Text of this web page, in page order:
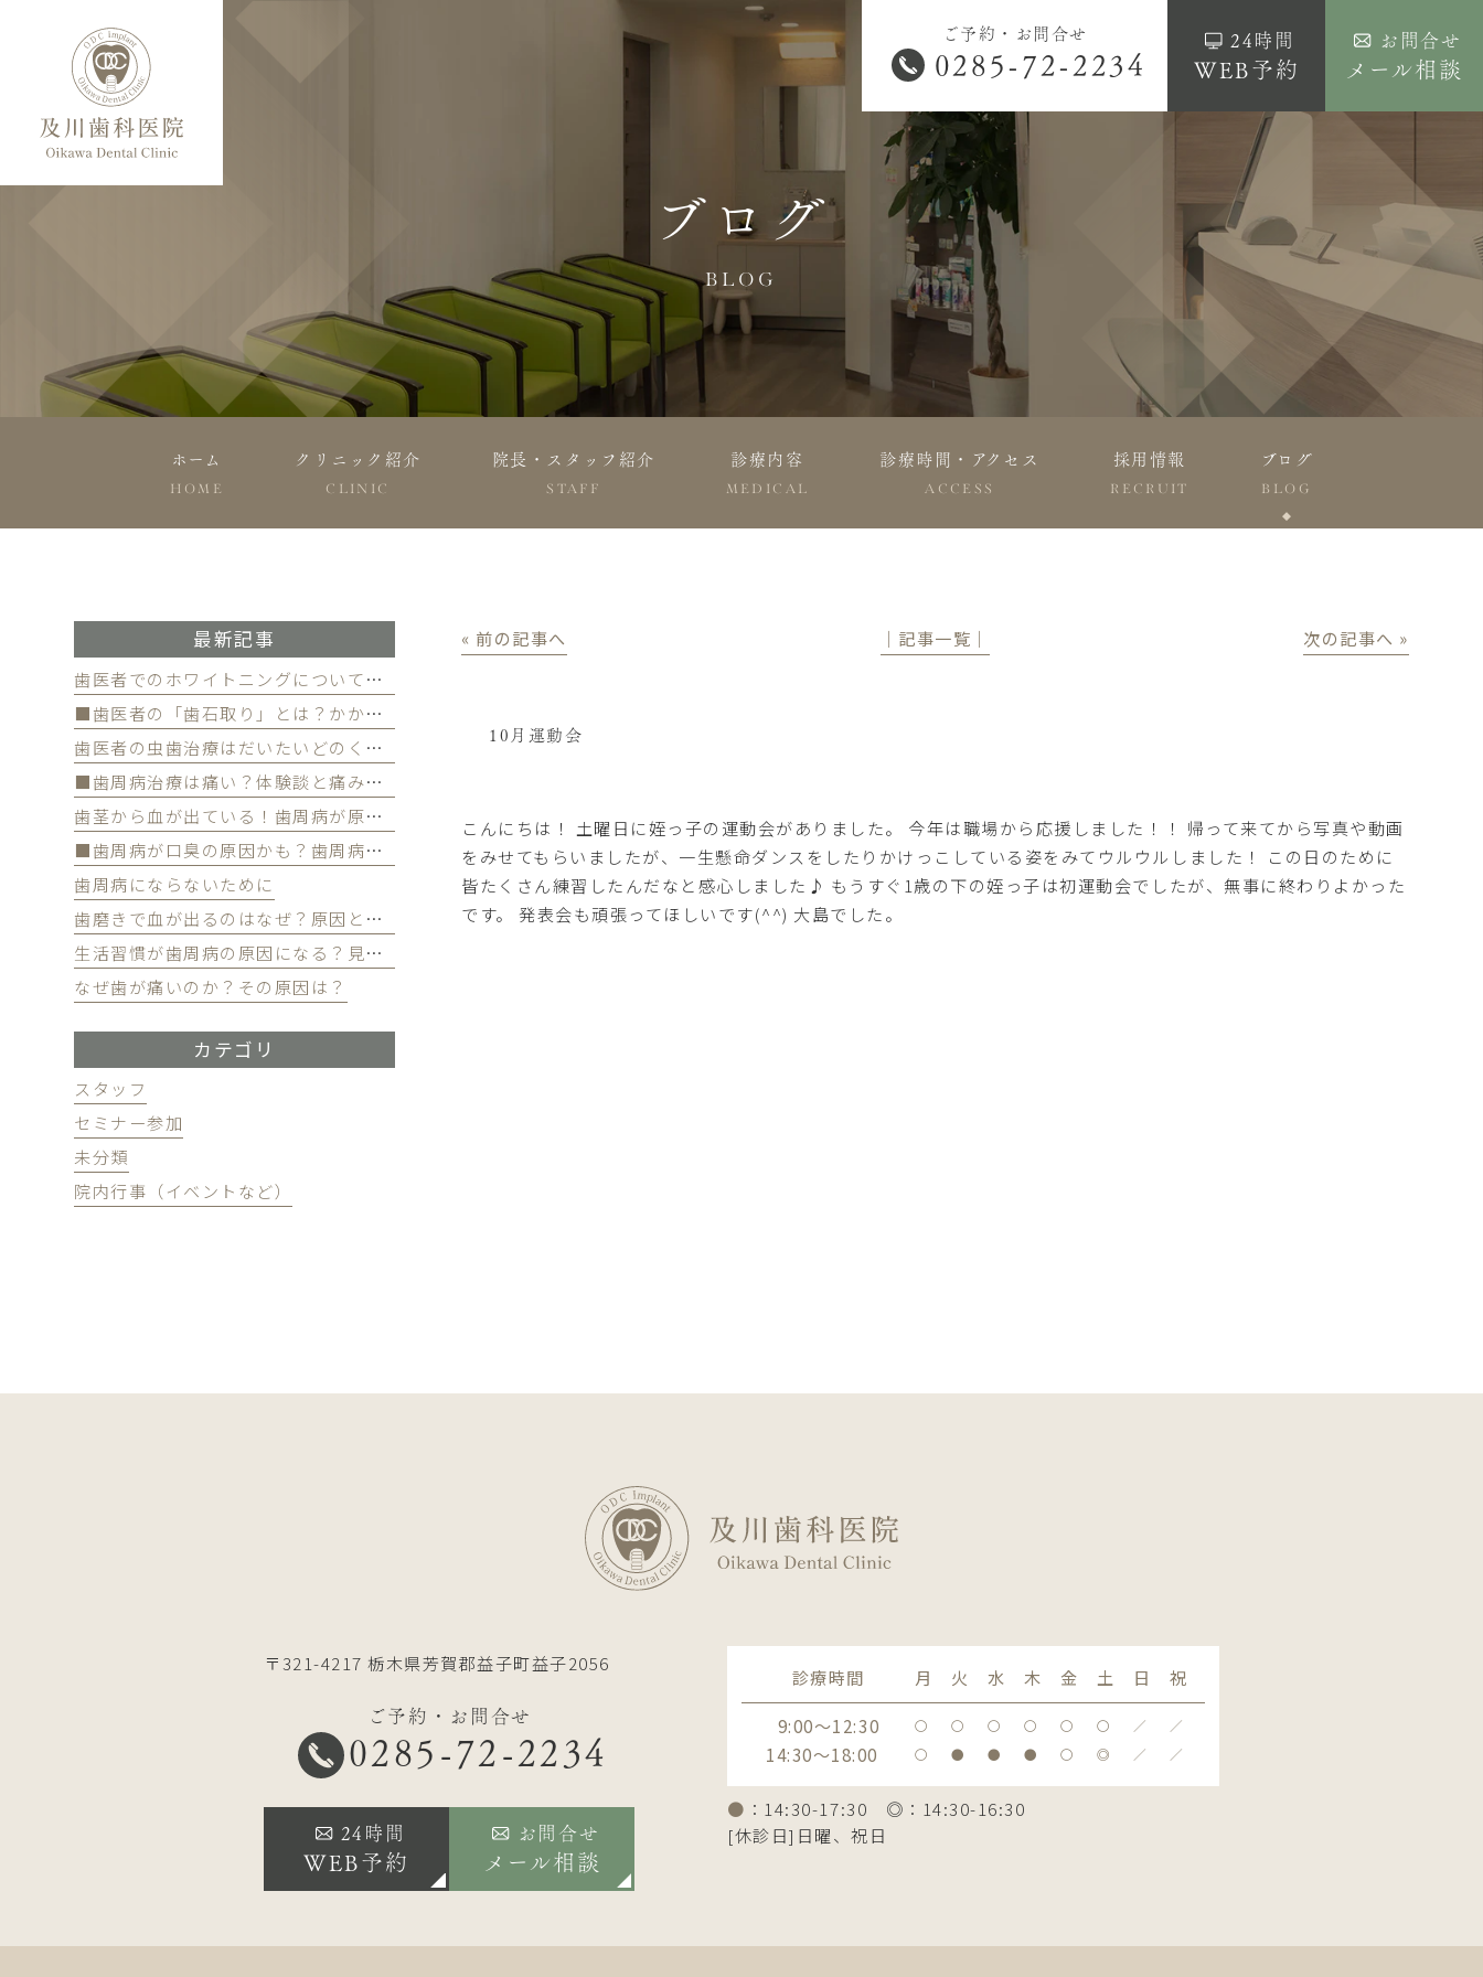
ご予約・お問合せ
0285-72-2234
24時間
WEB予約
お問合せ
メール相談
ブログ
BLOG
ホーム
HOME
クリニック紹介
CLINIC
院長・スタッフ紹介
STAFF
診療内容
MEDICAL
診療時間・アクセス
ACCESS
採用情報
RECRUIT
ブログ
BLOG
« 前の記事へ │記事一覧│ 次の記事へ »
10月運動会
こんにちは！ 土曜日に姪っ子の運動会がありました。 今年は職場から応援しました！！ 帰って来てから写真や動画
をみせてもらいましたが、一生懸命ダンスをしたりかけっこしている姿をみてウルウルしました！ この日のために
皆たくさん練習したんだなと感心しました♪ もうすぐ1歳の下の姪っ子は初運動会でしたが、無事に終わりよかった
です。 発表会も頑張ってほしいです(^^) 大島でした。
最新記事
歯医者でのホワイトニングについて徹底解
■歯医者の「歯石取り」とは？かかる費用について
歯医者の虫歯治療はだいたいどのくらい期間かかる？
■歯周病治療は痛い？体験談と痛みを軽減する方法
歯茎から血が出ている！歯周病が原因かも
■歯周病が口臭の原因かも？歯周病と口臭の関係について
歯周病にならないために
歯磨きで血が出るのはなぜ？原因と対策を解説
生活習慣が歯周病の原因になる？見直すべき習慣とは？
なぜ歯が痛いのか？その原因は？
カテゴリ
スタッフ
セミナー参加
未分類
院内行事（イベントなど）
〒321-4217 栃木県芳賀郡益子町益子2056
ご予約・お問合せ
0285-72-2234
24時間
WEB予約
お問合せ
メール相談
診療時間 月 火 水 木 金 土 日
祝
9:00～12:30
〇 〇 〇 〇 〇 〇 ／ ／
14:30～18:00 〇 ● ● ● 〇 ◎ ／ ／
● ：14:30-17:30 ◎：14:30-16:30
[休診日]日曜、祝日